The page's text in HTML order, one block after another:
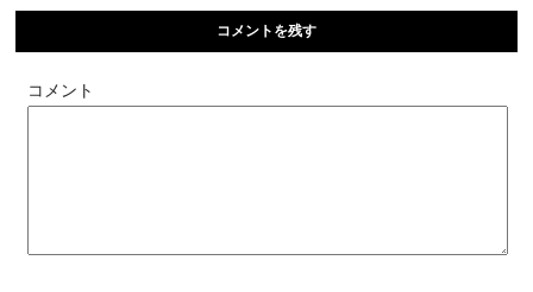
コメントを残す
コメント